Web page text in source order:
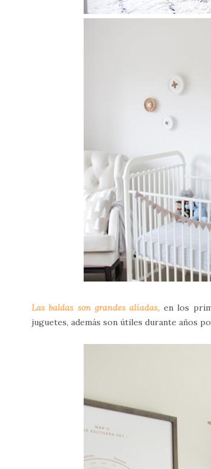
Las baldas son grandes aliadas, en los
juguetes, además son útiles durante años